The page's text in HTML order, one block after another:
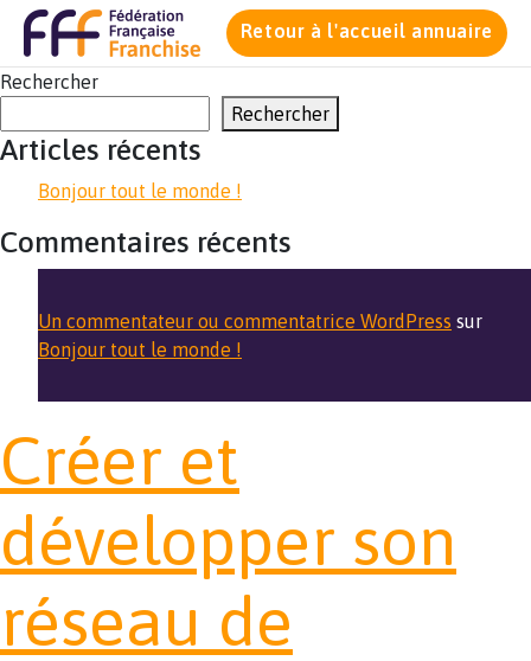
Retour à l'accueil annuaire
Rechercher
Rechercher
Articles récents
Bonjour tout le monde !
Commentaires récents
Un commentateur ou commentatrice WordPress sur
Bonjour tout le monde !
Créer et
développer son
réseau de